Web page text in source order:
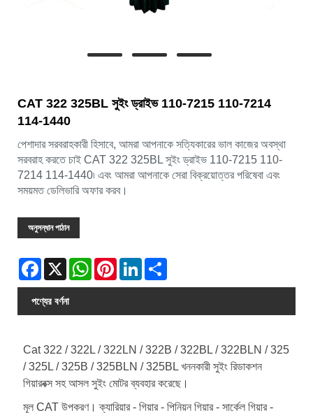
CAT 322 325BL সুইং ড্রাইভ 110-7215 110-7214
114-1440
পেশাদার সরবরাহকারী হিসাবে, আমরা আপনাকে সত্যিকারের ভাল কাজের অবস্থা
সরবরাহ করতে চাই CAT 322 325BL সুইং ড্রাইভ 110-7215 110-
7214 114-1440৷ এবং আমরা আপনাকে সেরা বিক্রয়োত্তর পরিষেবা এবং
সময়মত ডেলিভারি অফার করব।
অনুসন্ধান পাঠান
Facebook
X WhatsAppPinterestLinkedIn
পণ্যের বর্ণনা
Cat 322 / 322L / 322LN / 322B / 322BL / 322BLN / 325
/ 325L / 325B / 325BLN / 325BL খননকারী সুইং রিডাকশন
গিয়ারবক্স সহ আসল সুইং মোটর ব্যবহার করেছে।
মূল CAT উপকরণ। ক্যারিয়ার - গিয়ার - পিনিয়ন গিয়ার - সার্কেল গিয়ার -